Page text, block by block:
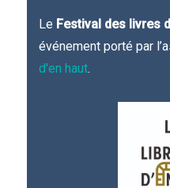
Le Festival des livres
événement porté par
d'en haut.